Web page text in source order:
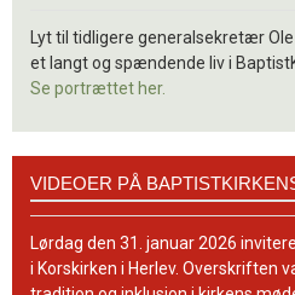
Lyt til tidligere generalsekretær
et langt og spændende liv i
Se portrættet her.
BaptistKirkens
YouTube-
kanal
VIDEOER PÅ
Lørdag den 31. januar 2026
i Korskirken i Herlev. Overskriften